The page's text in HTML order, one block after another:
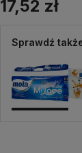
17,52 zł
Sprawdź